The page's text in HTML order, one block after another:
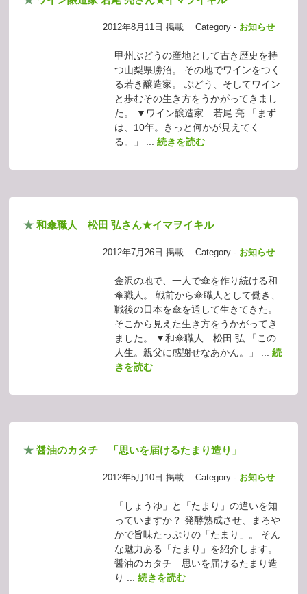
2012年8月11日 掲載 Category - お知らせ
甲州ぶどうの産地として古き歴史を持
つ山梨県勝沼。 その地でワインをつく
る若き醸造家。 ぶどう、そしてワイン
と歩むその生き方をうかがってきまし
た。 ▼ワイン醸造家 若尾 亮 「まず
は、10年。きっと何かが見えてく
る。」 ...続きを読む
★ 和傘職人 松田 弘さん★イマヲイキル
2012年7月26日 掲載 Category - お知らせ
金沢の地で、一人で傘を作り続ける和
傘職人。 戦前から傘職人として働き、
戦後の日本を傘を通して生きてきた。
そこから見えた生き方をうかがってき
ました。 ▼和傘職人 松田 弘 「この
人生。親父に感謝せなあかん。」 ...続
きを読む
★ 醤油のカタチ 「思いを届けるたまり造り」
2012年5月10日 掲載 Category - お知らせ
「しょうゆ」と「たまり」の違いを知
っていますか？ 発酵熟成させ、まろや
かで旨味たっぷりの「たまり」。 そん
な魅力ある「たまり」を紹介します。
醤油のカタチ 思いを届けるたまり造
り ...続きを読む